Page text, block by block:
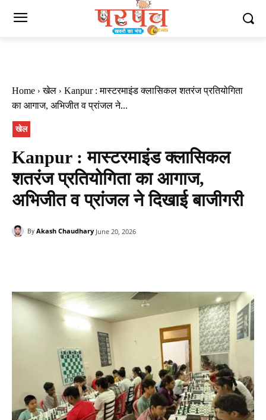
Home खेल
Kanpur : मास्टरमाइंड क्लासिकल शतरंज प्रतियोगिता
का आगाज, अभिजीत व प्रांजल ने...
खेल
Kanpur : मास्टरमाइंड क्लासिकल
शतरंज प्रतियोगिता का आगाज,
अभिजीत व प्रांजल ने दिखाई बाजीगरी
By Akash Chaudhary June 20, 2026